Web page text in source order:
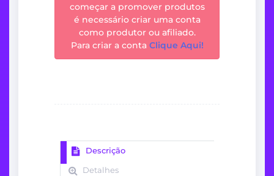
começar a promover produtos
é necessário criar uma conta
como produtor ou afiliado.
Para criar a conta Clique Aqui!
Descrição
Detalhes